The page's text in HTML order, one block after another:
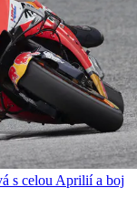
s celou Aprilií a boj